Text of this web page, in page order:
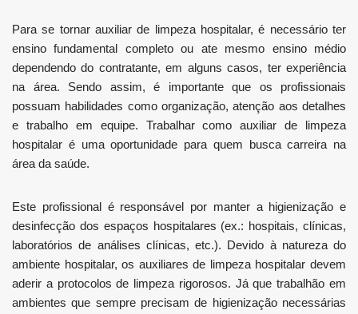
Para se tornar auxiliar de limpeza hospitalar, é necessário ter
ensino fundamental completo ou ate mesmo ensino médio
dependendo do contratante, em alguns casos, ter experiência
na área. Sendo assim, é importante que os profissionais
possuam habilidades como organização, atenção aos detalhes
e trabalho em equipe. Trabalhar como auxiliar de limpeza
hospitalar é uma oportunidade para quem busca carreira na
área da saúde.
Este profissional é responsável por manter a higienização e
desinfecção dos espaços hospitalares (ex.: hospitais, clínicas,
laboratórios de análises clínicas, etc.). Devido à natureza do
ambiente hospitalar, os auxiliares de limpeza hospitalar devem
aderir a protocolos de limpeza rigorosos. Já que trabalhão em
ambientes que sempre precisam de higienização necessárias